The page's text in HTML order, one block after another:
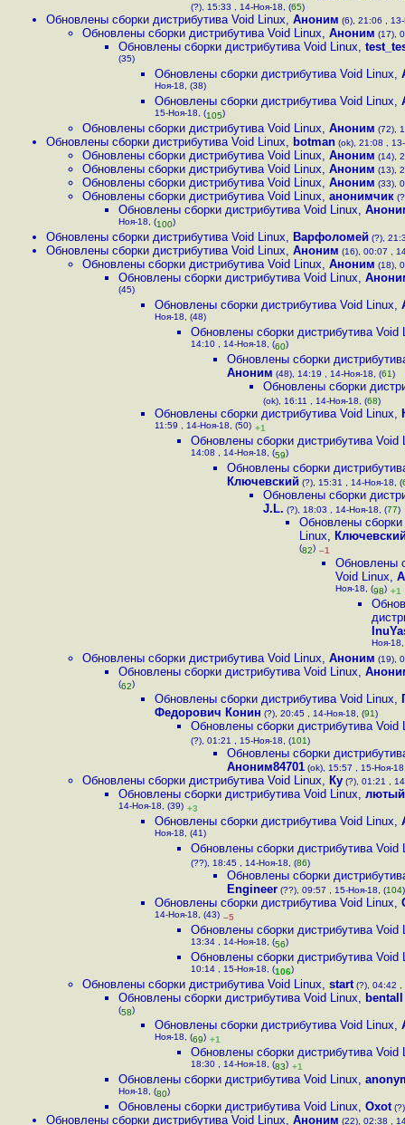
(?), 15:33 , 14-Ноя-18, (65)
Обновлены сборки дистрибутива Void Linux, Аноним (6), 21:06 ,
Обновлены сборки дистрибутива Void Linux, Аноним (17),
Обновлены сборки дистрибутива Void Linux,
(35)
Обновлены сборки дистрибутива Void Linux,
Ноя-18, (38)
Обновлены сборки дистрибутива Void Linux,
15-Ноя-18, (105)
Обновлены сборки дистрибутива Void Linux, Аноним (72),
Обновлены сборки дистрибутива Void Linux, botman (ok), 21:08 ,
Обновлены сборки дистрибутива Void Linux, Аноним (14),
Обновлены сборки дистрибутива Void Linux, Аноним (13),
Обновлены сборки дистрибутива Void Linux, Аноним (33),
Обновлены сборки дистрибутива Void Linux, анонимчик
Обновлены сборки дистрибутива Void Linux,
Ноя-18, (100)
Обновлены сборки дистрибутива Void Linux, Варфоломей (?),
Обновлены сборки дистрибутива Void Linux, Аноним (16), 00:07 ,
Обновлены сборки дистрибутива Void Linux, Аноним (18),
Обновлены сборки дистрибутива Void Linux,
(45)
Обновлены сборки дистрибутива Void Linux,
Ноя-18, (48)
Обновлены сборки дистрибутива Void
14:10 , 14-Ноя-18, (60)
Обновлены сборки
Аноним (48), 14:19 , 14-Ноя-18, (61)
Обновлены сборки
(ok), 16:11 , 14-Ноя-18, (68)
Обновлены сборки дистрибутива Void Linux,
11:59 , 14-Ноя-18, (50) +1
Обновлены сборки дистрибутива Void
14:08 , 14-Ноя-18, (59)
Обновлены сборки
Ключевский (?), 15:31 , 14-Ноя-18, (
Обновлены сборки
J.L. (?), 18:03 , 14-Ноя-18, (77)
Обновлены сборки
Linux,
(82) –1
Обновлены
Void Linux,
Ноя-18, (98) +1
Ноя-
Обновлены сборки дистрибутива Void Linux, Аноним (19),
Обновлены сборки дистрибутива Void Linux,
(62)
Обновлены сборки дистрибутива Void Linux,
Федорович Конин (?), 20:45 , 14-Ноя-18, (91)
Обновлены сборки дистрибутива Void
(?), 01:21 , 15-Ноя-18, (101)
Обновлены сборки
Аноним84701 (ok), 15:57 , 15-Ноя-
Обновлены сборки дистрибутива Void Linux, Ку (?), 01:21 ,
Обновлены сборки дистрибутива Void Linux, лютый
14-Ноя-18, (39) +3
Обновлены сборки дистрибутива Void Linux,
Ноя-18, (41)
Обновлены сборки дистрибутива Void
(??), 18:45 , 14-Ноя-18, (86)
Обновлены сборки
Engineer (??), 09:57 , 15-Ноя-18, (104)
Обновлены сборки дистрибутива Void Linux,
14-Ноя-18, (43) –5
Обновлены сборки дистрибутива Void
13:34 , 14-Ноя-18, (56)
Обновлены сборки дистрибутива Void
10:14 , 15-Ноя-18, (106)
Обновлены сборки дистрибутива Void Linux, start (?), 04:42 ,
Обновлены сборки дистрибутива Void Linux, bentall
(58)
Обновлены сборки дистрибутива Void Linux,
Ноя-18, (69) +1
Обновлены сборки дистрибутива Void
18:30 , 14-Ноя-18, (83) +1
Обновлены сборки дистрибутива Void Linux,
Ноя-18, (80)
Обновлены сборки дистрибутива Void Linux, Oxot
Обновлены сборки дистрибутива Void Linux, Аноним (22), 02:38 ,